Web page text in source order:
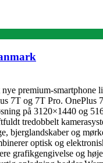
premium-
7T og 7T Pro.
på 3120×1440 og
tredobbelt
bjerglandskaber og
optisk og
grafikgengivelse og